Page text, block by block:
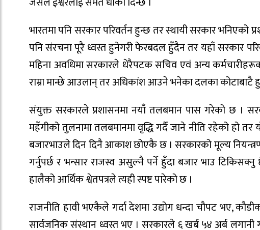
भारतमा पनि सरकार परिवर्तन हुन्छ तर स्थायी सरकार भनिएको
पनि संरचना पूरै ध्वस्त हुनेगरी फेरबदल हुँदैन तर यहाँ सरकार
महिना अवधिमा सरकारले धेरैपटक सचिव एवं अन्य
राम्रा मान्छे आउलान् तर अधिकांश आउने भनेका दलका कोटाबाटै
संयुक्त सरकारले प्रशासनमा नयाँ तलबमान पास गरेको छ ।
महँगीको तुलनामा तलबमानमा वृद्धि गर्दै जाने नीति रहेको हो
बजारभाउले दिन दिनै आकाश छोएकै छ । सरकारको मूल्य
गर्नुपर्छ र भन्सार राजस्व असुल्नै पर्ने हुँदा बजार भाउ
हालैको आर्थिक श्वेतपत्रले त्यही स्पष्ट पारेको छ ।
राजनीति हावी भएकैले गर्दा देशमा उद्योग धन्दा चौपट भए,
सार्वजनिक संस्थान ध्वस्त भए । सरकारले ६ खर्ब ५४ अर्ब